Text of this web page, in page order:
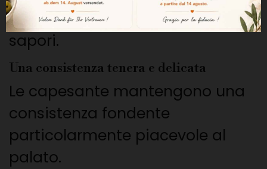
profondità e l'equilibrio dei
sapori.
Una consistenza tenera e delicata
Le capesante mantengono una
consistenza fondente
particolarmente piacevole al
palato.